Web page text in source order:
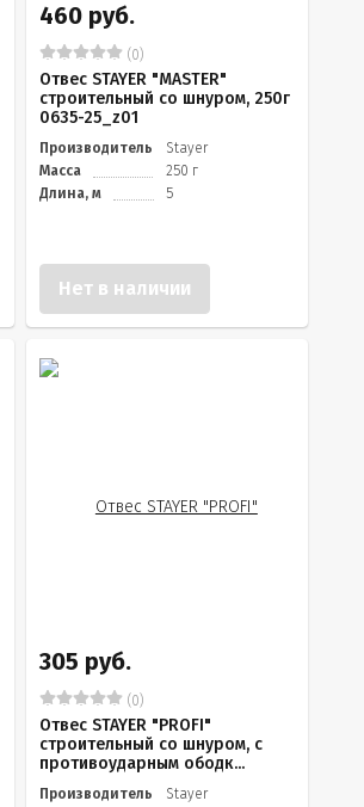
460 руб.
(0)
Отвес STAYER "MASTER"
строительный со шнуром, 250г
0635-25_z01
Производитель
Stayer
Масса
250 г
Длина, м
5
Нет в наличии
305 руб.
(0)
Отвес STAYER "PROFI"
строительный со шнуром, с
противоударным ободк...
Производитель
Stayer